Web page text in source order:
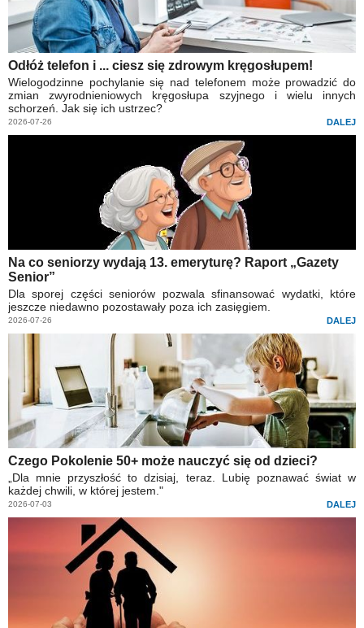
Odłóż telefon i ... ciesz się zdrowym kręgosłupem!
Wielogodzinne pochylanie się nad telefonem może prowadzić do
zmian zwyrodnieniowych kręgosłupa szyjnego i wielu innych
schorzeń. Jak się ich ustrzec?
2026-07-26 DALEJ
Na co seniorzy wydają 13. emeryturę? Raport „Gazety
Senior”
Dla sporej części seniorów pozwala sfinansować wydatki, które
jeszcze niedawno pozostawały poza ich zasięgiem.
2026-07-26 DALEJ
Czego Pokolenie 50+ może nauczyć się od dzieci?
„Dla mnie przyszłość to dzisiaj, teraz. Lubię poznawać świat w
każdej chwili, w której jestem."
2026-07-03 DALEJ